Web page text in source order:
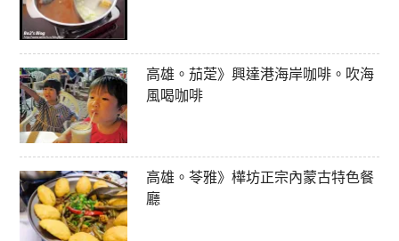
高雄。茄萣》興達港海岸咖啡。吹海
風喝咖啡
高雄。苓雅》樺坊正宗內蒙古特色餐
廳